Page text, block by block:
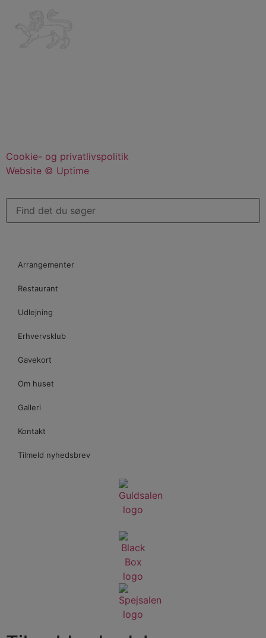
Cookie- og privatlivspolitik
Website © Uptime
Arrangementer
Restaurant
Udlejning
Erhvervsklub
Gavekort
Om huset
Galleri
Kontakt
Tilmeld nyhedsbrev